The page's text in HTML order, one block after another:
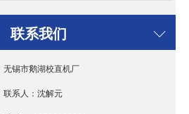
联系我们
无锡市鹅湖校直机厂
联系人：沈解元